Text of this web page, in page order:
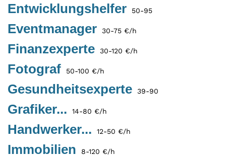
Entwicklungshelfer 50-95
Eventmanager 30-75 €/h
Finanzexperte 30-120 €/h
Fotograf 50-100 €/h
Gesundheitsexperte 39-90
Grafiker... 14-80 €/h
Handwerker... 12-50 €/h
Immobilien 8-120 €/h